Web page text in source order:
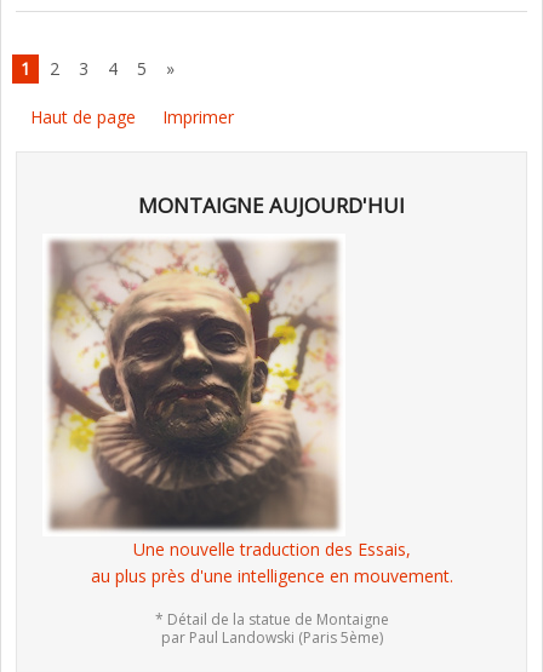
1 2 3 4 5 »
Haut de page Imprimer
MONTAIGNE AUJOURD'HUI
Une nouvelle traduction des Essais,
au plus près d'une intelligence en mouvement.
* Détail de la statue de Montaigne
par Paul Landowski (Paris 5ème)